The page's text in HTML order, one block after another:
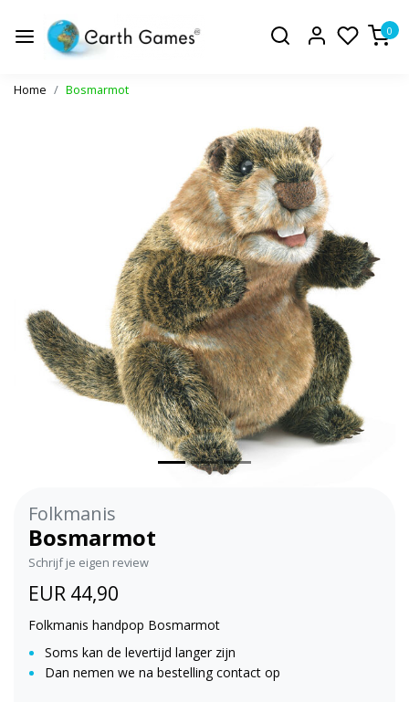
0
Home Bosmarmot
Vorige
Folkmanis
Bosmarmot
Schrijf je eigen review
EUR 44,90
Folkmanis handpop Bosmarmot
Soms kan de levertijd langer zijn
Dan nemen we na bestelling contact op